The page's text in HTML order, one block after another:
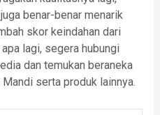
benar-benar menarik
skor keindahan dari
lagi, segera hubungi
dan temukan beraneka
serta produk lainnya.